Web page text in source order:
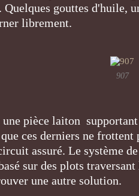
Quelques gouttes d'huile,
librement.
907
une pièce laiton
ces derniers ne frottent
assuré. Le système
sur des plots
une autre solution.